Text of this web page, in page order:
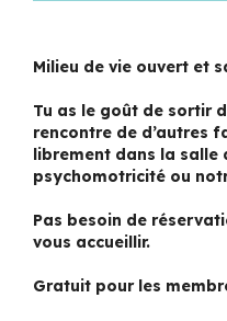
Milieu de vie ouvert et
Tu as le goût de sortir
rencontre de d’autres
librement dans la salle
psychomotricité ou
Pas besoin de
vous accueillir.
Gratuit pour les